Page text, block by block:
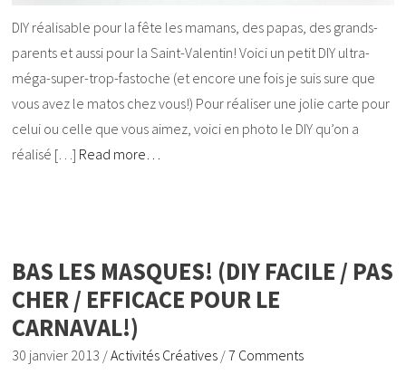
DIY réalisable pour la fête les mamans, des papas, des grands-
parents et aussi pour la Saint-Valentin! Voici un petit DIY ultra-
méga-super-trop-fastoche (et encore une fois je suis sure que
vous avez le matos chez vous!) Pour réaliser une jolie carte pour
celui ou celle que vous aimez, voici en photo le DIY qu’on a
réalisé […] Read more…
BAS LES MASQUES! (DIY FACILE / PAS
CHER / EFFICACE POUR LE
CARNAVAL!)
30 janvier 2013 /Activités Créatives /7 Comments